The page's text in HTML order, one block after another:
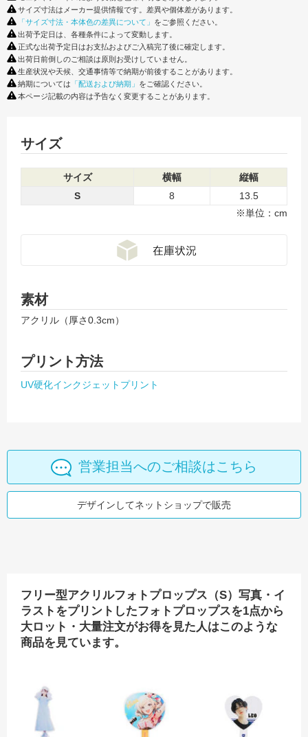
サイズ寸法はメーカー提供情報です。差異や個体差があります。
「サイズ寸法・本体色の差異について」 をご参照ください。
出荷予定日は、各種条件によって変動します。
正式な出荷予定日はお支払およびご入稿完了後に確定します。
出荷日前倒しのご相談は原則お受けしていません。
生産状況や天候、交通事情等で納期が前後することがあります。
納期については 「配送および納期」 をご確認ください。
本ページ記載の内容は予告なく変更することがあります。
サイズ
サイズ 横幅
縦幅
S
8
13.5
※単位：cm
素材
アクリル（厚さ0.3cm）
プリント方法
UV硬化インクジェットプリント
営業担当へのご相談はこちら
デザインしてネットショップで販売
フリー型アクリルフォトプロップス（S）写真・イ
ラストをプリントしたフォトプロップスを1点から
大ロット・大量注文がお得を見た人はこのような
商品を見ています。
リップ POCOPOCO（クリア） 写真・イラストをフルカラープリ
メンズ 五本指ソックス